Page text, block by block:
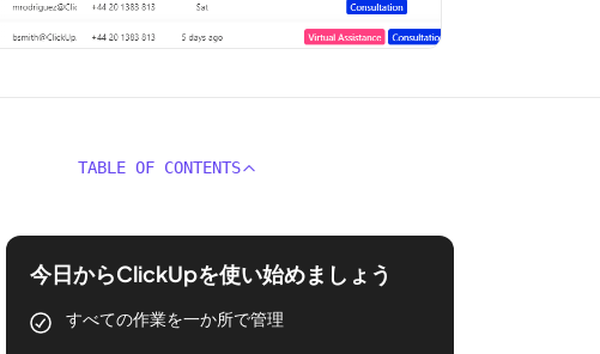
TABLE OF CONTENTS
今日からClickUpを使い始めましょう
すべての作業を一か所で管理